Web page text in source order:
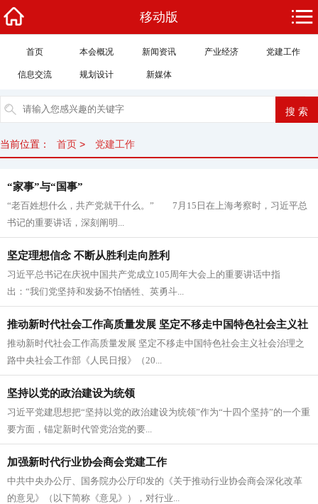
移动版
首页 本会概况 新闻资讯 产业经济 党建工作
信息交流 规划设计 新媒体
当前位置： 首页 > 党建工作
“家事”与“国事”
“老百姓想什么，共产党就干什么。” 7月15日在上海考察时，习近平总
书记的重要讲话，深刻阐明...
坚定理想信念 不断从胜利走向胜利
习近平总书记在庆祝中国共产党成立105周年大会上的重要讲话中指
出：“我们党坚持和发扬不怕牺牲、英勇斗...
推动新时代社会工作高质量发展 坚定不移走中国特色社会主义社
会治理之路
推动新时代社会工作高质量发展 坚定不移走中国特色社会主义社会治理之
路中央社会工作部《人民日报》（20...
坚持以党的政治建设为统领
习近平党建思想把“坚持以党的政治建设为统领”作为“十四个坚持”的一个重
要方面，锚定新时代管党治党的要...
加强新时代行业协会商会党建工作
中共中央办公厅、国务院办公厅印发的《关于推动行业协会商会深化改革
的意见》（以下简称《意见》），对行业...